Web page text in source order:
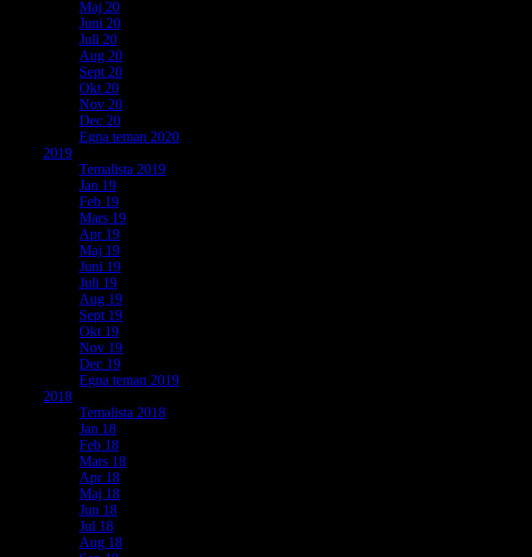
Maj 20
Juni 20
Juli 20
Aug 20
Sept 20
Okt 20
Nov 20
Dec 20
Egna teman 2020
2019
Temalista 2019
Jan 19
Feb 19
Mars 19
Apr 19
Maj 19
Juni 19
Juli 19
Aug 19
Sept 19
Okt 19
Nov 19
Dec 19
Egna teman 2019
2018
Temalista 2018
Jan 18
Feb 18
Mars 18
Apr 18
Maj 18
Jun 18
Jul 18
Aug 18